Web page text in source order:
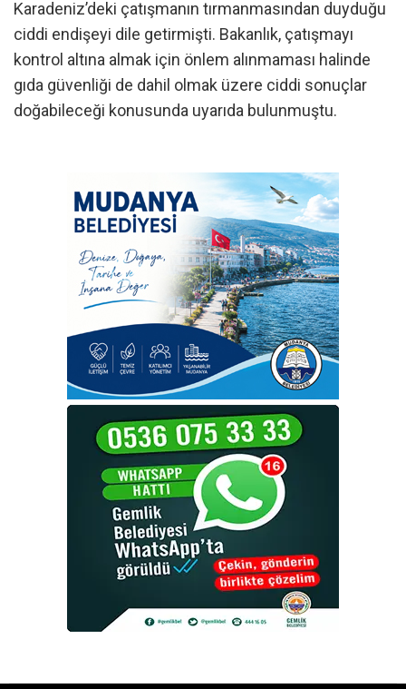
Karadeniz’deki çatışmanın tırmanmasından duyduğu
ciddi endişeyi dile getirmişti. Bakanlık, çatışmayı
kontrol altına almak için önlem alınmaması halinde
gıda güvenliği de dahil olmak üzere ciddi sonuçlar
doğabileceği konusunda uyarıda bulunmuştu.